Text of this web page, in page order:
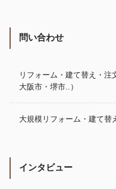
問い合わせ
リフォーム・建て替え・
大阪市・堺市..）
大規模リフォーム・建て替
インタビュー